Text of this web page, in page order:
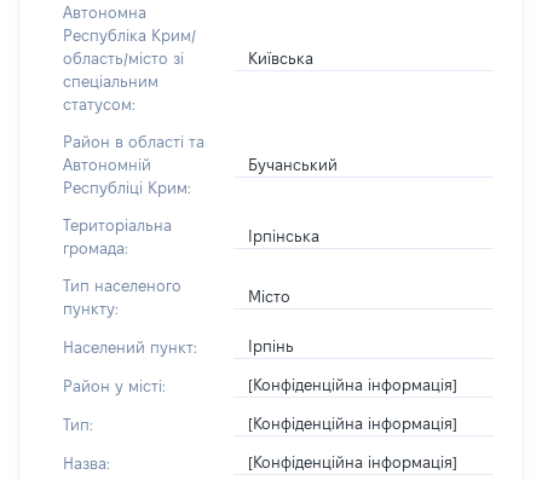
Автономна
Республіка Крим/
область/місто зі
спеціальним
статусом:
Київська
Район в області та
Автономній
Республіці Крим:
Бучанський
Територіальна
громада:
Ірпінська
Тип населеного
пункту:
Місто
Населений пункт: Ірпінь
Район у місті: [Конфіденційна інформація]
Тип: [Конфіденційна інформація]
Назва: [Конфіденційна інформація]